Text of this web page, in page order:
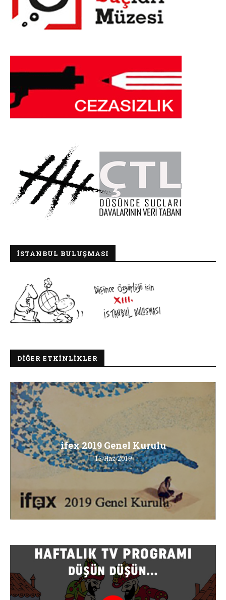
İSTANBUL BULUŞMASI
DIĞER ETKINLIKLER
ifex 2019 Genel Kurulu
15/Haz/2019